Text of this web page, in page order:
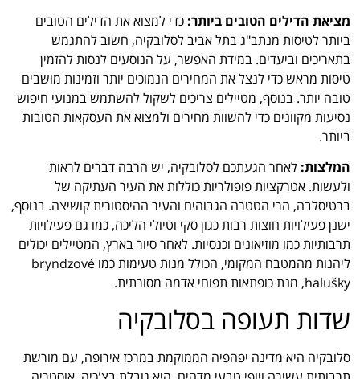
מציאת הדילים הטובים ביותר: כדי למצוא את הדילים הטובים
ביותר לטיסות מנתב"ג בתל אביב לסלובקיה, חשוב להתגמש
בתאריכים וביעדים. במידת האפשר, על הנוסעים לנסות להזמין
טיסות מראש כדי לנצל את המחירים הנמוכים יותר וזמינות מושבים
טובה יותר. בנוסף, מטיילים צריכים לשקול להשתמש במנועי חיפוש
נסיעות מקוונים כדי להשוות מחירים ולמצוא את העסקאות הטובות
ביותר.
המלצות: לאחר הגעתכם לסלובקיה, יש הרבה דברים לראות
ולעשות. אטרקציות פופולריות כוללות את העיר העתיקה של
ברטיסלבה, הרי הטטרה הגבוהים והעיר ההיסטורית קושיצה. בנוסף,
ישנן פעילויות חוצות רבות כגון סקי וטיולי הליכה, כמו גם פעילויות
תרבותיות כמו מוזיאונים וכנסיות. לאחר סיור בארץ, המטיילים יכולים
ליהנות מהמטבח המקומי, הכולל מנות טעימות כמו bryndzové
halušky, מנת כופתאות תפוחי אדמה מסורתית.
שדות תעופה בסלובקיה
סלובקיה היא מדינה יפהפיה הממוקמת במרכז אירופה, עם מורשת